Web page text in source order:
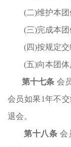
(二)维护本团
(三)完成本团
(四)按规定交
(五)向本团体
第十七条 会
会员如果1年不
退会。
第十八条 会